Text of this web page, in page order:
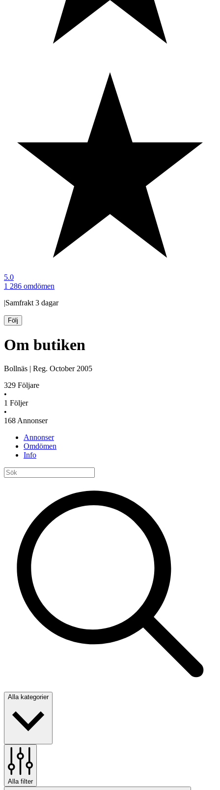
5.0
1 286 omdömen
|Samfrakt 3 dagar
Följ
Om butiken
Bollnäs Reg. October 2005
329 Följare
•
1 Följer
•
168Annonser
Annonser
Omdömen
Info
Alla kategorier
Alla filter